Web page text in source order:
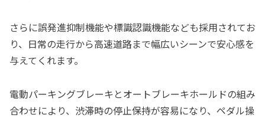
さらに誤発進抑制機能や標識認識機能なども採用されてお
り、日常の走行から高速道路まで幅広いシーンで安心感を
与えてくれます。
電動パーキングブレーキとオートブレーキホールドの組み
合わせにより、渋滞時の停止保持が容易になり、ペダル操